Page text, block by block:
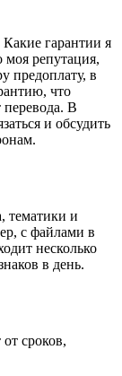
гарантии я
моя репутация,
предоплату, в
что
перевода. В
и обсудить
тематики и
с файлами в
несколько
в день.
сроков,